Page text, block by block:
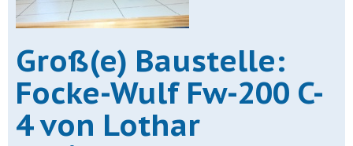
Groß(e) Baustelle:
Focke-Wulf Fw-200 C-
4 von Lothar